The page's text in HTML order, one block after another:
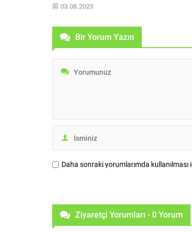
gayrimenkullerin de bir an önce
koyuyor. Olası bir İstanbul depreminde,
İstanbul’un ekonomik değerinin yok
olacağından bahseden uzmanlar, ticari
dikkat çekiyor. Her an yıkıcı bir deprem...
03.08.2023
Bir Yorum Yazın
Daha sonraki yorumlarımda
Ziyaretçi Yorumları - 0 Yorum